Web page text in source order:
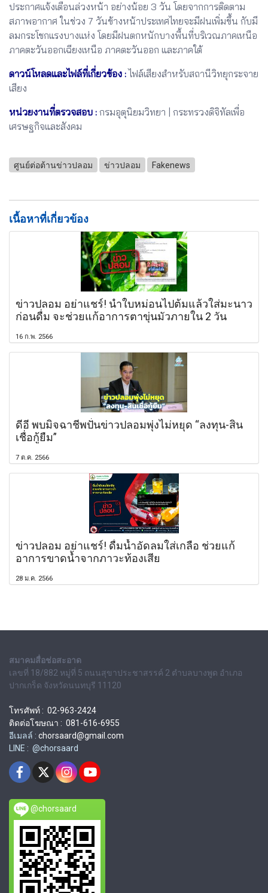
ประกาศแจ้งเตือนล่วงหน้า อย่างน้อย 3 วัน โดยจากการติดตาม
สภาพอากาศ ในช่วง 7 วันข้างหน้าประเทศไทยจะมีฝนเพิ่มขึ้น กับมี
ลมกระโชกแรงบางแห่ง โดยมีฝนตกหนักบางพื้นที่บริเวณภาคเหนือ
ภาคตะวันออกเฉียงเหนือ ภาคตะวันออก และภาคใต้
ดาวน์โหลดและไฟล์ที่เกี่ยวข้อง :ไฟล์เสียงสำหรับสถานีวิทยุกระจาย
เสียง
หน่วยงานที่ตรวจสอบ : กรมอุตุนิยมวิทยา | กระทรวงดิจิทัลเพื่อ
เศรษฐกิจและสังคม
ศูนย์ต่อต้านข่าวปลอม ข่าวปลอม Fakenews
เนื้อหาที่เกี่ยวข้อง
ข่าวปลอม อย่าแชร์! นำใบหม่อนไปต้มแล้วใส่มะนาว
ก่อนดื่ม จะช่วยแก้อาการตาขุ่นมัวภายใน 2 วัน
16 ก.พ. 2566
ดีอี พบมิจฉาชีพปั่นข่าวปลอมพุ่งไม่หยุด “ลงทุน-สิน
เชื่อกู้ยืม”
7 ต.ค. 2566
ข่าวปลอม อย่าแชร์! ดื่มน้ำอัดลมใส่เกลือ ช่วยแก้
อาการขาดน้ำจากภาวะท้องเสีย
28 ม.ค. 2566
สมาคมสื่อช่อสะอาด
เลขที่ 18/882 หมู่ที่ 5 ถนนสุขาประชาสรรค์ 2 ตำบลบางพูด อำเภอ
ปากเกร็ด จังหวัดนนทบุรี 11120
โทรศัพท์ : 02-963-2424
ติดต่อโฆษณา : 081-616-6955
อีเมลล์ : chorsaard@gmail.com
LINE : @chorsaard
@chorsaard